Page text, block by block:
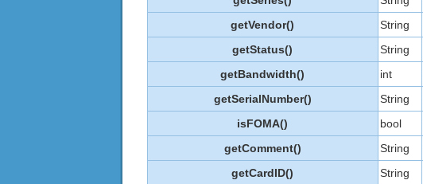
getVendor()
String
getStatus()
String
getBandwidth()
int
getSerialNumber()
String
isFOMA()
bool
getComment()
String
getCardID()
String